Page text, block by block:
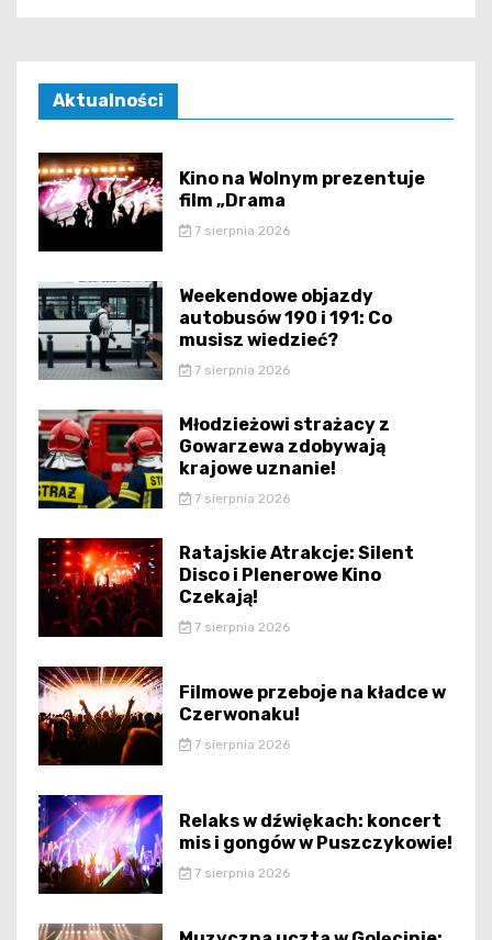
Aktualności
Kino na Wolnym prezentuje
film „Drama
7 sierpnia 2026
Weekendowe objazdy
autobusów 190 i 191: Co
musisz wiedzieć?
7 sierpnia 2026
Młodzieżowi strażacy z
Gowarzewa zdobywają
krajowe uznanie!
7 sierpnia 2026
Ratajskie Atrakcje: Silent
Disco i Plenerowe Kino
Czekają!
7 sierpnia 2026
Filmowe przeboje na kładce w
Czerwonaku!
7 sierpnia 2026
Relaks w dźwiękach: koncert
mis i gongów w Puszczykowie!
7 sierpnia 2026